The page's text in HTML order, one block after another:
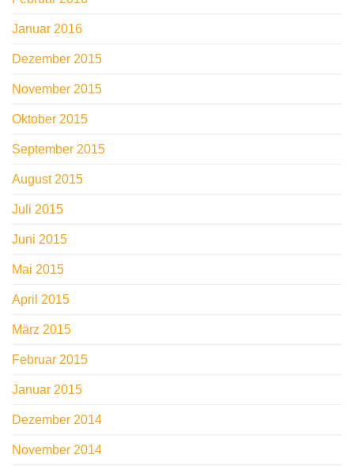
Januar 2016
Dezember 2015
November 2015
Oktober 2015
September 2015
August 2015
Juli 2015
Juni 2015
Mai 2015
April 2015
März 2015
Februar 2015
Januar 2015
Dezember 2014
November 2014